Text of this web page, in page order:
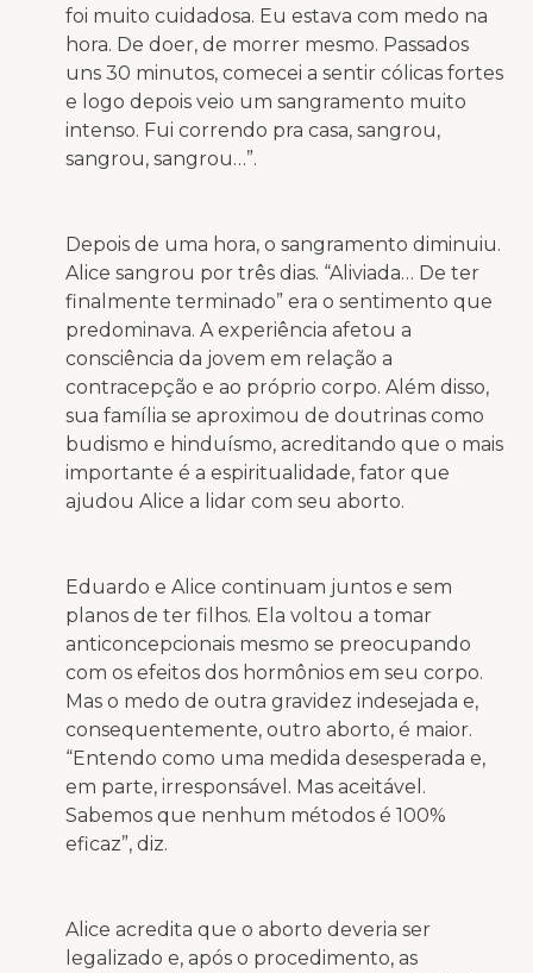
foi muito cuidadosa. Eu estava com medo na
hora. De doer, de morrer mesmo. Passados
uns 30 minutos, comecei a sentir cólicas fortes
e logo depois veio um sangramento muito
intenso. Fui correndo pra casa, sangrou,
sangrou, sangrou…”.
Depois de uma hora, o sangramento diminuiu.
Alice sangrou por três dias. “Aliviada… De ter
finalmente terminado” era o sentimento que
predominava. A experiência afetou a
consciência da jovem em relação a
contracepção e ao próprio corpo. Além disso,
sua família se aproximou de doutrinas como
budismo e hinduísmo, acreditando que o mais
importante é a espiritualidade, fator que
ajudou Alice a lidar com seu aborto.
Eduardo e Alice continuam juntos e sem
planos de ter filhos. Ela voltou a tomar
anticoncepcionais mesmo se preocupando
com os efeitos dos hormônios em seu corpo.
Mas o medo de outra gravidez indesejada e,
consequentemente, outro aborto, é maior.
“Entendo como uma medida desesperada e,
em parte, irresponsável. Mas aceitável.
Sabemos que nenhum métodos é 100%
eficaz”, diz.
Alice acredita que o aborto deveria ser
legalizado e, após o procedimento, as